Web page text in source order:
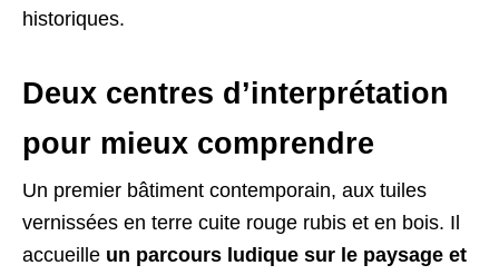
historiques.
Deux centres d’interprétation
pour mieux comprendre
Un premier bâtiment contemporain, aux tuiles
vernissées en terre cuite rouge rubis et en bois. Il
accueille un parcours ludique sur le paysage et